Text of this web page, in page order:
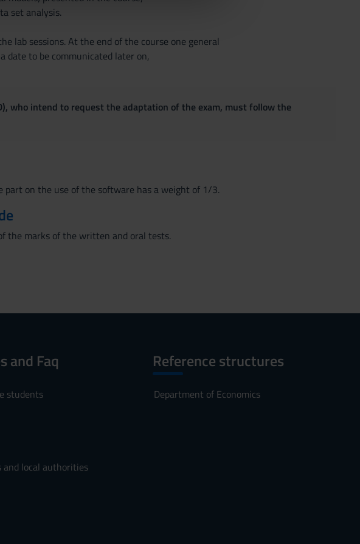
set analysis.
lab sessions. At the end of the course one general
date to be communicated later on,
who intend to request the adaptation of the exam, must follow the
on the use of the software has a weight of 1/3.
the marks of the written and oral tests.
and Faq
students
and local authorities
Reference structures
Department of Economics